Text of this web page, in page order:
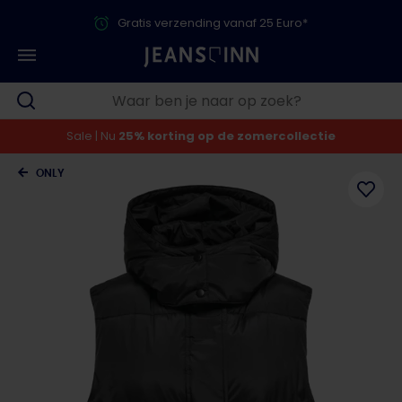
Gratis verzending vanaf 25 Euro*
Sale | Nu 25% korting op de zomercollectie
ONLY